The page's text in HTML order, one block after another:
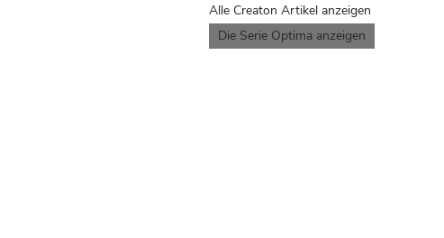
Alle Creaton Artikel anzeigen
Die Serie Optima anzeigen